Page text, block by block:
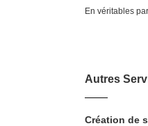
En véritables
Autres
Création de